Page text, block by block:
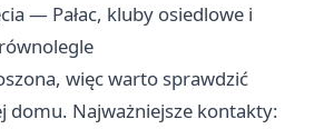
— Pałac, kluby osiedlowe i
więc warto sprawdzić
domu. Najważniejsze kontakty: